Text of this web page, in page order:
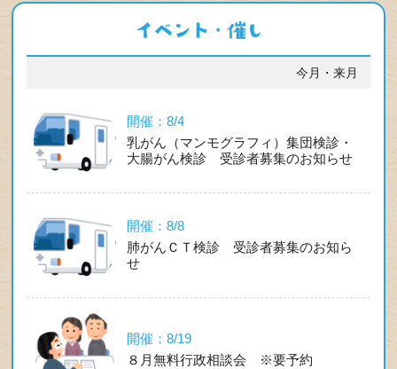
今月・来月
開催：8/4
乳がん（マンモグラフィ）集団検診・
大腸がん検診 受診者募集のお知らせ
開催：8/8
肺がんＣＴ検診 受診者募集のお知ら
せ
開催：8/19
８月無料行政相談会 ※要予約